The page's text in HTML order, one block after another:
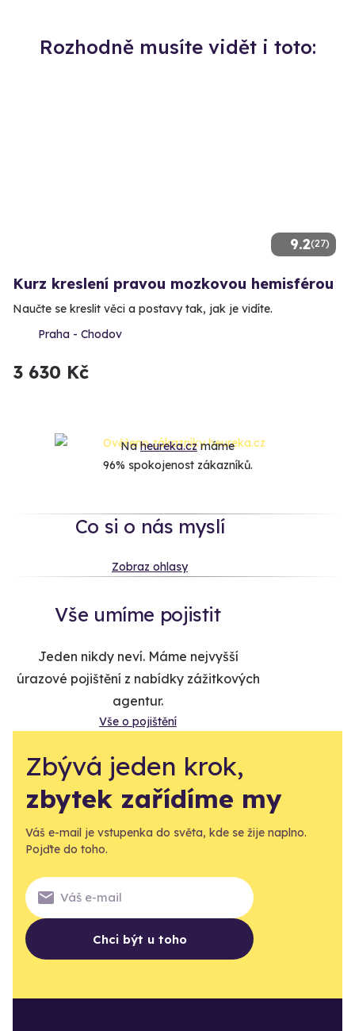
Rozhodně musíte vidět i toto:
9.2(27)
Kurz kreslení pravou mozkovou hemisférou
Naučte se kreslit věci a postavy tak, jak je vidíte.
Praha - Chodov
3 630 Kč
Naheureka.czmáme
96% spokojenost zákazníků.
Co si o nás myslí
Zobraz ohlasy
Vše umíme pojistit
Jeden nikdy neví. Máme nejvyšší
úrazové pojištění z nabídky zážitkových
agentur.
Vše o pojištění
Zbývá jeden krok,
zbytek zařídíme my
Váš e-mail je vstupenka do světa, kde se žije naplno.
Pojďte do toho.
Chci být u toho